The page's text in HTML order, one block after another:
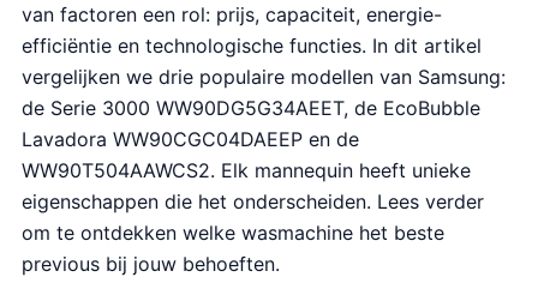
van factoren een rol: prijs, capaciteit, energie-
efficiëntie en technologische functies. In dit artikel
vergelijken we drie populaire modellen van Samsung:
de Serie 3000 WW90DG5G34AEET, de EcoBubble
Lavadora WW90CGC04DAEEP en de
WW90T504AAWCS2. Elk mannequin heeft unieke
eigenschappen die het onderscheiden. Lees verder
om te ontdekken welke wasmachine het beste
previous bij jouw behoeften.